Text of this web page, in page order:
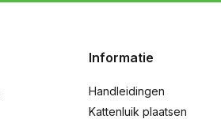
Informatie
Handleidingen
Kattenluik plaatsen